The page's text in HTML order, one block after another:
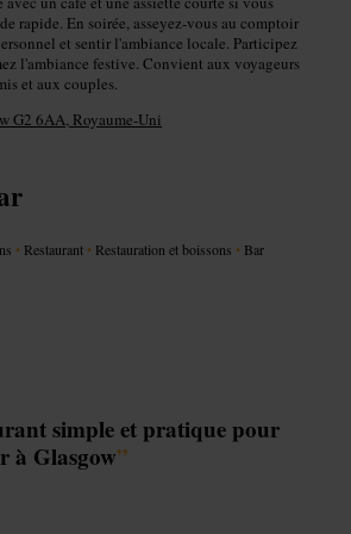
rapide. En soirée, asseyez-vous au comptoir
et sentir l'ambiance locale. Participez
l'ambiance festive. Convient aux voyageurs
et aux couples.
G2 6AA, Royaume-Uni
• Restaurant • Restauration et boissons • Bar
simple et pratique pour
à Glasgow”